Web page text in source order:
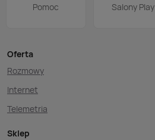
Pomoc Salony Play
Oferta
Rozmowy
Internet
Telemetria
Sklep